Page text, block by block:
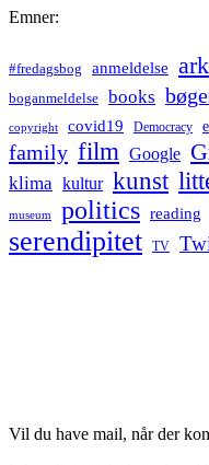
Emner:
#fredagsbog anmeldelse
boganmeldelse books
copyright covid19 Democracy
family film Google
klima kultur kunst
museum politics reading
serendipitet TV
Vil du have mail, når der